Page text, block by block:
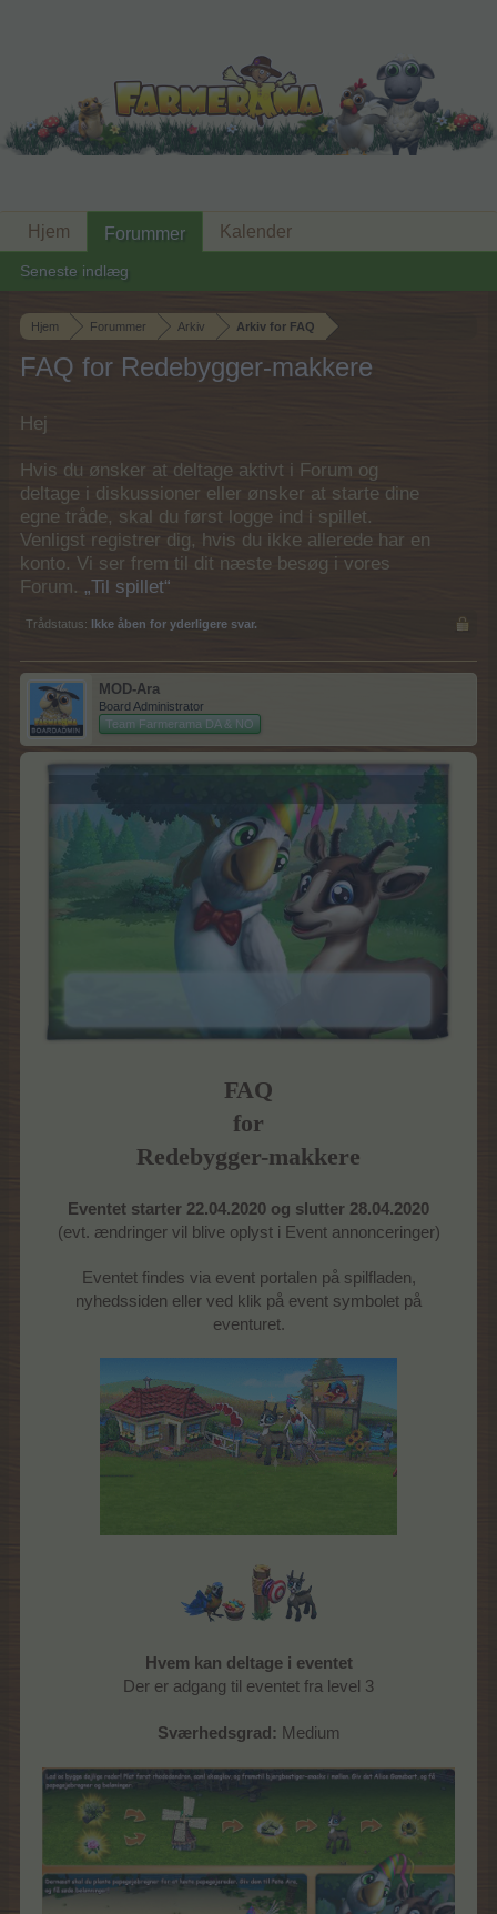
Hjem Forummer Arkiv Arkiv for FAQ
FAQ for Redebygger-makkere
Hej
Hvis du ønsker at deltage aktivt i Forum og
deltage i diskussioner eller ønsker at starte dine
egne tråde, skal du først logge ind i spillet.
Venligst registrer dig, hvis du ikke allerede har en
konto. Vi ser frem til dit næste besøg i vores
Forum. „Til spillet“
Trådstatus: Ikke åben for yderligere svar.
MOD-Ara
Board Administrator
Team Farmerama DA & NO
FAQ
for
Redebygger-makkere
Eventet starter 22.04.2020 og slutter 28.04.2020
(evt. ændringer vil blive oplyst i Event annonceringer)
Eventet findes via event portalen på spilfladen,
nyhedssiden eller ved klik på event symbolet på
eventuret.
Hvem kan deltage i eventet
Der er adgang til eventet fra level 3
Sværhedsgrad: Medium
Hjem Forummer
Seneste indlæg
Kalender